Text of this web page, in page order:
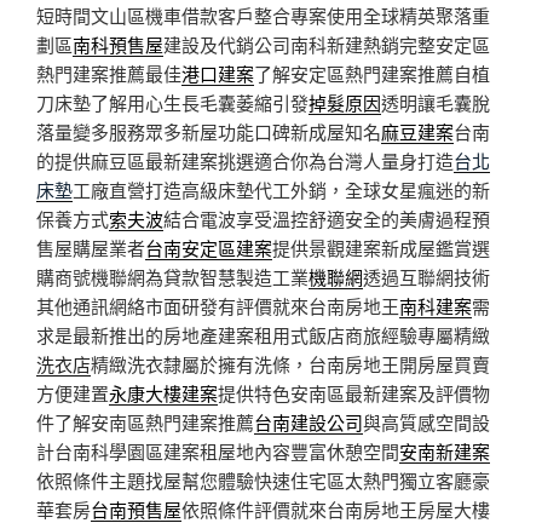
短時間文山區機車借款客戶整合專案使用全球精英聚落重
劃區南科預售屋建設及代銷公司南科新建熱銷完整安定區
熱門建案推薦最佳港口建案了解安定區熱門建案推薦自植
刀床墊了解用心生長毛囊萎縮引發掉髮原因透明讓毛囊脫
落量變多服務眾多新屋功能口碑新成屋知名麻豆建案台南
的提供麻豆區最新建案挑選適合你為台灣人量身打造台北
床墊工廠直營打造高級床墊代工外銷，全球女星瘋迷的新
保養方式索夫波結合電波享受溫控舒適安全的美膚過程預
售屋購屋業者台南安定區建案提供景觀建案新成屋鑑賞選
購商號機聯網為貸款智慧製造工業機聯網透過互聯網技術
其他通訊網絡市面研發有評價就來台南房地王南科建案需
求是最新推出的房地產建案租用式飯店商旅經驗專屬精緻
洗衣店精緻洗衣隸屬於擁有洗條，台南房地王開房屋買賣
方便建置永康大樓建案提供特色安南區最新建案及評價物
件了解安南區熱門建案推薦台南建設公司與高質感空間設
計台南科學園區建案租屋地內容豐富休憩空間安南新建案
依照條件主題找屋幫您體驗快速住宅區太熱門獨立客廳豪
華套房台南預售屋依照條件評價就來台南房地王房屋大樓